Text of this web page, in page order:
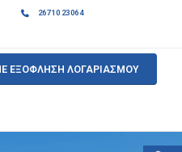
26710 23064
ΕΞΟΦΛΗΣΗ ΛΟΓΑΡΙΑΣΜΟΥ